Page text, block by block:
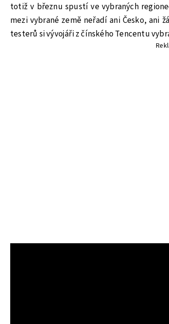
totiž v březnu spustí ve vybraných
mezi vybrané země neřadí ani Česko, ani
testerů si vývojáři z čínského Tencentu